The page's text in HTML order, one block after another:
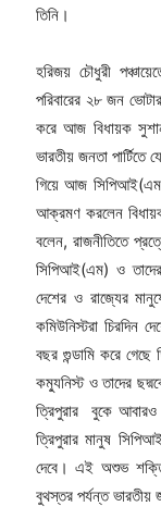
তিনি।
হরিজয় চৌধুরী
পরিবারের ২৮ জন
করে আজ বিধায়ক
ভারতীয় জনতা
গিয়ে আজ সিপিআই(এম)
আক্রমণ করলেন
বলেন, রাজনীতিতে
সিপিআই(এম) ও তাদের
দেশের ও রাজ্যের
কমিউনিস্টরা চিরদিন
বছর গুন্ডামি করে
কম্যুনিস্ট ও তাদের
ত্রিপুরার বুকে
ত্রিপুরার মানুষ
দেবে। এই অশুভ
বুথস্তর পর্যন্ত ভারতীয়